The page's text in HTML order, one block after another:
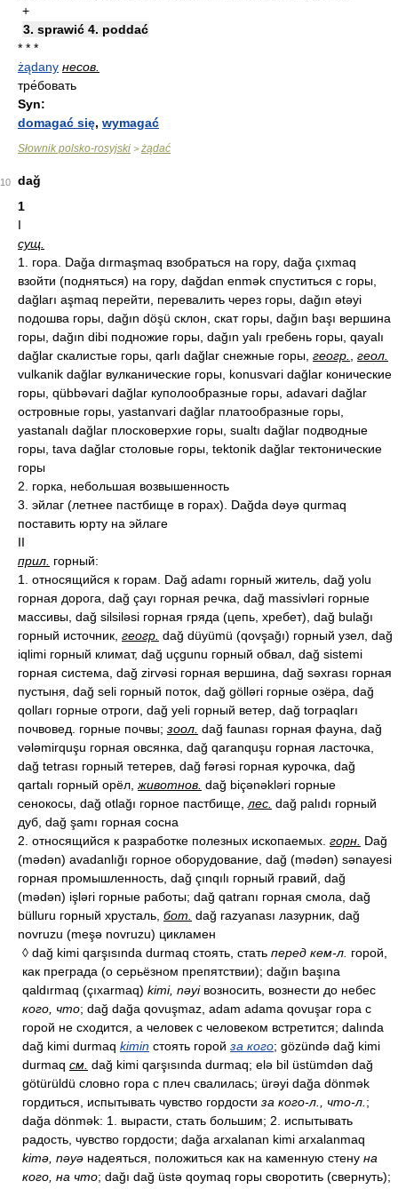
+
3. sprawić 4. poddać
* * *
żądany несов.
тре́бовать
Syn:
domagać się, wymagać
Słownik polsko-rosyjski > żądać
10
dağ
1
I
сущ.
1. гора. Dağa dırmaşmaq взобраться на гору, dağa çıxmaq
взойти (подняться) на гору, dağdan enmək спуститься с горы,
dağları aşmaq перейти, перевалить через горы, dağın ətəyi
подошва горы, dağın döşü склон, скат горы, dağın başı вершина
горы, dağın dibi подножие горы, dağın yalı гребень горы, qayalı
dağlar скалистые горы, qarlı dağlar снежные горы, геогр.
геол.
vulkanik dağlar вулканические горы, konusvari dağlar конические
горы, qübbəvari dağlar куполообразные горы, adavari dağlar
островные горы, yastanvari dağlar платообразные горы,
yastanalı dağlar плосковерхие горы, sualtı dağlar подводные
горы, tava dağlar столовые горы, tektonik dağlar тектонические
горы
2. горка, небольшая возвышенность
3. эйлаг (летнее пастбище в горах). Dağda dəyə qurmaq
поставить юрту на эйлаге
II
прил. горный:
1. относящийся к горам. Dağ adamı горный житель, dağ yolu
горная дорога, dağ çayı горная речка, dağ massivləri горные
массивы, dağ silsiləsi горная гряда (цепь, хребет), dağ bulağı
горный источник, геогр. dağ düyümü (qovşağı) горный узел, dağ
iqlimi горный климат, dağ uçgunu горный обвал, dağ sistemi
горная система, dağ zirvəsi горная вершина, dağ səxrası горная
пустыня, dağ seli горный поток, dağ gölləri горные озёра, dağ
qolları горные отроги, dağ yeli горный ветер, dağ torpaqları
почвовед. горные почвы; зоол. dağ faunası горная фауна, dağ
vələmirquşu горная овсянка, dağ qaranquşu горная ласточка,
dağ tetrası горный тетерев, dağ fərəsi горная курочка, dağ
qartalı горный орёл, животнов. dağ biçənəkləri горные
сенокосы, dağ otlağı горное пастбище, лес. dağ palıdı горный
дуб, dağ şamı горная сосна
2. относящийся к разработке полезных ископаемых. горн. Dağ
(mədən) avadanlığı горное оборудование, dağ (mədən) sənayesi
горная промышленность, dağ çınqılı горный гравий, dağ
(mədən) işləri горные работы; dağ qatranı горная смола, dağ
bülluru горный хрусталь, бот. dağ razyanası лазурник, dağ
novruzu (meşə novruzu) цикламен
◊ dağ kimi qarşısında durmaq стоять, стать перед кем-л. горой,
как преграда (о серьёзном препятствии); dağın başına
qaldırmaq (çıxarmaq) kimi, nəyiвозносить, вознести до небес
кого, что; dağ dağa qovuşmaz, adam adama qovuşar гора с
горой не сходится, а человек с человеком встретится; dalında
dağ kimi durmaq kimin стоять горой за кого; gözündə dağ kimi
durmaq см. dağ kimi qarşısında durmaq; elə bil üstümdən dağ
götürüldü словно гора с плеч свалилась; ürəyi dağa dönmək
гордиться, испытывать чувство гордости за кого-л., что-л. ;
dağa dönmək: 1. вырасти, стать большим; 2. испытывать
радость, чувство гордости; dağa arxalanan kimi arxalanmaq
kimə, nəyə надеяться, положиться как на каменную стену на
кого, на что; dağı dağ üstə qoymaq горы своротить (свернуть);